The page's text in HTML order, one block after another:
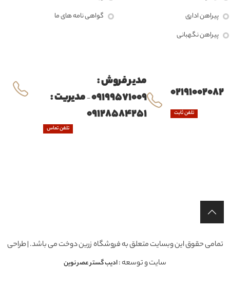
پیراهن اداری
پیراهن نگهبانی
گواهی نامه های ما
02191002082
تلفن ثابت
مدیر فروش :
09199571009
-مدیریت :
09128584251
تلفن تماس
تمامی حقوق این وبسایت متعلق به فروشگاه زرین دوخت می باشد. | طراحی
سایت و توسعه :ادیب گستر عصر نوین